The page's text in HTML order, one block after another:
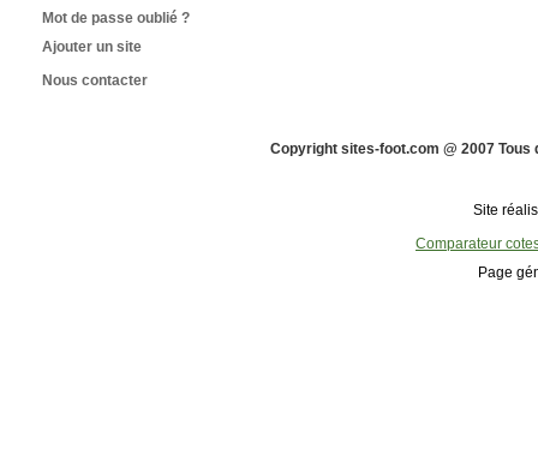
Mot de passe oublié ?
Ajouter un site
Nous contacter
Copyright sites-foot.com @ 2007
Site
Comparateur
Page